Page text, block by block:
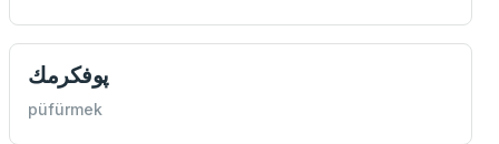
پوفكرمك
püfürmek